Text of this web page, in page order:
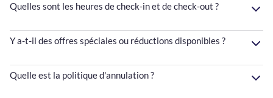
Quelles sont les heures de check-in et de check-out ?
Y a-t-il des offres spéciales ou réductions disponibles ?
Quelle est la politique d'annulation ?